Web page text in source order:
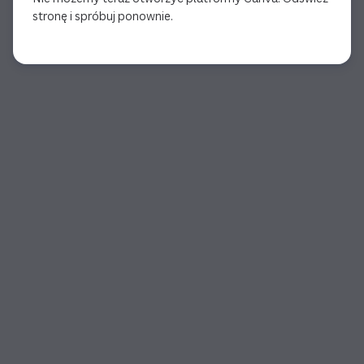
stronę i spróbuj ponownie.